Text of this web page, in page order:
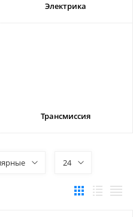
Электрика
Трансмиссия
24